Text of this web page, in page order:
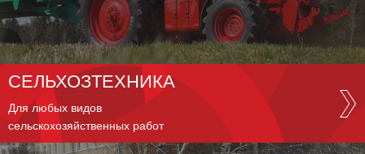
СЕЛЬХОЗТЕХНИКА
Для любых видов
сельскохозяйственных работ